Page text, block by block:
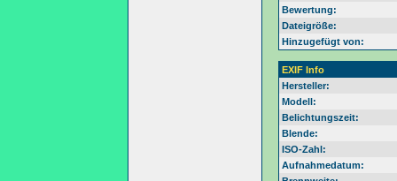
Bewertung:
Dateigröße:
Hinzugefügt von:
EXIF Info
Hersteller:
Modell:
Belichtungszeit:
Blende:
ISO-Zahl:
Aufnahmedatum: